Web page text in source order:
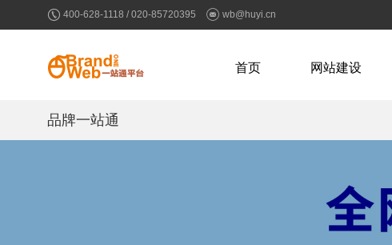
400-628-1118 / 020-85720395 wb@huyi.cn
首页 网站建设
品牌一站通